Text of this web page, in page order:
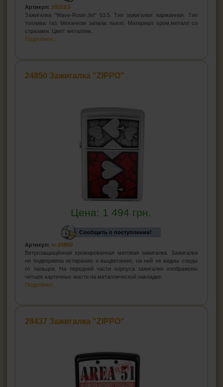
Артикул: 10153.5
Зажигалка "Wave-Rose-Jet" 53.5. Тип зажигалки: карманная. Тип
топлива: газ. Механизм запала: пьезо. Материал: хром,металл со
стразами. Цвет: металлик.
Подробнее...
24850 Зажигалка "ZIPPO"
Цена: 1 494 грн.
Сообщить о поступлении!
Артикул: iv-24850
Ветрозащищённая xромированная матовая зажигалка. Зажигалка
не подвержена истиранию и выцветанию, на ней не видны следы
от пальцев. На передней части корпуса зажигалки изображены
четыре карточных масти на металлической накладке.
Подробнее...
28437 Зажигалка "ZIPPO"